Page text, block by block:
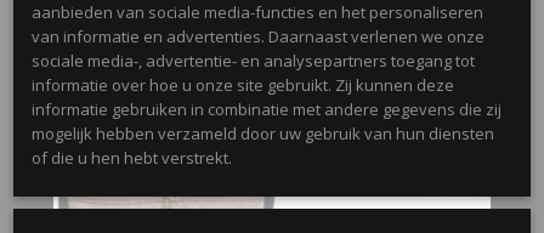
aanbieden van sociale media-functies en het personaliseren
van informatie en advertenties. Daarnaast verlenen we onze
sociale media-, advertentie- en analysepartners toegang tot
informatie over hoe u onze site gebruikt. Zij kunnen deze
informatie gebruiken in combinatie met andere gegevens die zij
mogelijk hebben verzameld door uw gebruik van hun diensten
of die u hen hebt verstrekt.